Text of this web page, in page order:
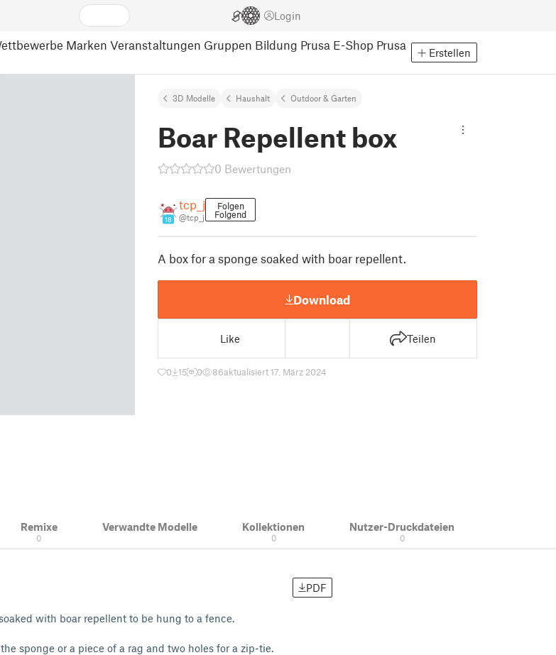
Login
Marken Veranstaltungen Gruppen Bildung Prusa E-Shop Prusa
Erstellen
3D Modelle Haushalt Outdoor & Garten
Boar Repellent box
0 Bewertungen
18
tcp_j
@tcp_j
Folgen
Folgend
A box for a sponge soaked with boar repellent.
Download
Like Teilen
0 15 0 86aktualisiert 17. März 2024
Remixe
0
Verwandte Modelle Kollektionen
0
Nutzer-Druckdateien
0
PDF
with boar repellent to be hung to a fence.
sponge or a piece of a rag and two holes for a zip-tie.